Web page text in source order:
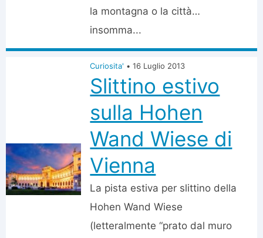
la montagna o la città…
insomma...
Curiosita' • 16 Luglio 2013
Slittino estivo
sulla Hohen
Wand Wiese di
Vienna
La pista estiva per slittino della
Hohen Wand Wiese
(letteralmente “prato dal muro